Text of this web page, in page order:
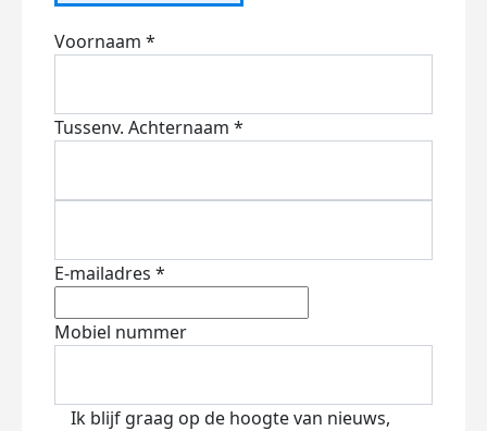
Voornaam *
Tussenv. Achternaam *
E-mailadres *
Mobiel nummer
Ik blijf graag op de hoogte van nieuws,